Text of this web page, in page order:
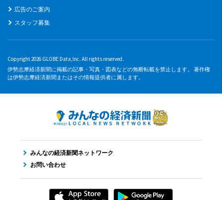
広告のご案内
スタッフ募集
Copyright 2026 GLOBE Data,Inc. All rights reserved.
伊勢志摩経済新聞に掲載の記事・写真・図表などの無断転載を禁止します。 著作権
は伊勢志摩経済新聞またはその情報提供者に属します。
みんなの経済新聞ネットワーク
お問い合わせ